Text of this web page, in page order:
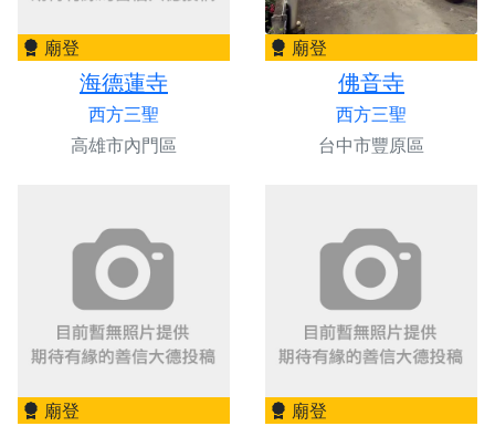
廟登
海德蓮寺
西方三聖
高雄市內門區
廟登
佛音寺
西方三聖
台中市豐原區
廟登 廟登